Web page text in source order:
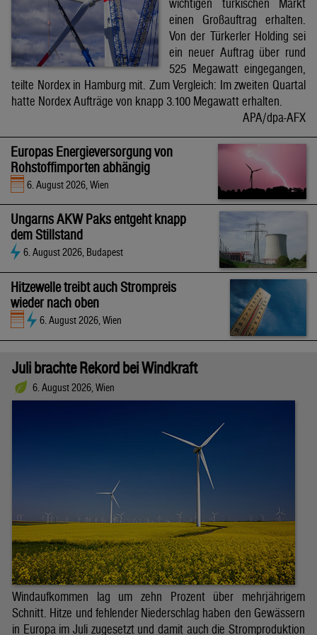
wichtigen türkischen Markt
einen Großauftrag erhalten.
Von der Türkerler Holding sei
ein neuer Auftrag über rund
525 Megawatt eingegangen,
teilte Nordex in Hamburg mit. Zum Vergleich: Im zweiten Quartal
hatte Nordex Aufträge von knapp 3.100 Megawatt erhalten.
APA/dpa-AFX
Europas Energieversorgung von
Rohstoffimporten abhängig
6. August 2026, Wien
Ungarns AKW Paks entgeht knapp
dem Stillstand
6. August 2026, Budapest
Hitzewelle treibt auch Strompreis
wieder nach oben
6. August 2026, Wien
Juli brachte Rekord bei Windkraft
6. August 2026, Wien
Windaufkommen lag um zehn Prozent über mehrjährigem
Schnitt. Hitze und fehlender Niederschlag haben den Gewässern
in Europa im Juli zugesetzt und damit auch die Stromproduktion